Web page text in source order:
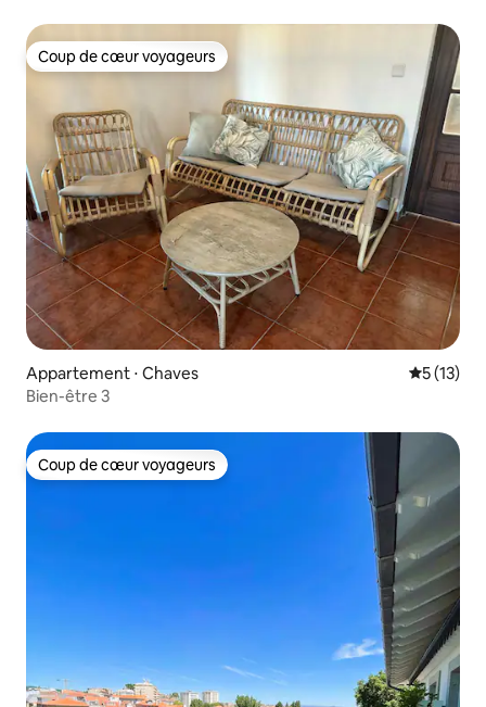
Coup de cœur voyageurs
Coup de cœur voyageurs
Appartement ⋅ Chaves
5 (13)
Bien-être 3
Coup de cœur voyageurs
Coup de cœur voyageurs